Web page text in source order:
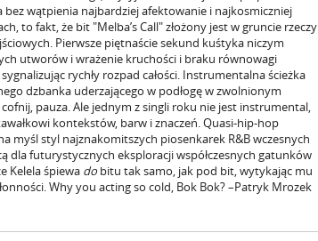
bez wątpienia najbardziej afektowanie i najkosmiczniej
to fakt, że bit "Melba’s Call" złożony jest w gruncie rzeczy
Pierwsze piętnaście sekund kuśtyka niczym
utworów i wrażenie kruchości i braku równowagi
rychły rozpad całości. Instrumentalna ścieżka
dzbanka uderzającego w podłogę w zwolnionym
pauza. Ale jednym z singli roku nie jest instrumental,
kontekstów, barw i znaczeń. Quasi-hip-hop
myśl styl najznakomitszych piosenkarek R&B wczesnych
dla futurystycznych eksploracji współczesnych gatunków
Kelela śpiewa dobitu tak samo, jak pod bit, wytykając mu
Why you acting so cold, Bok Bok? –Patryk Mrozek